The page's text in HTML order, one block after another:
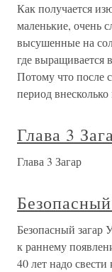
Как получается
маленькие, очень
высушенные на
где выращивается
Потому что после
период внесколько
Глава 3
Глава 3 Загар
Безопасный
Безопасный загар
к раннему
40 лет надо